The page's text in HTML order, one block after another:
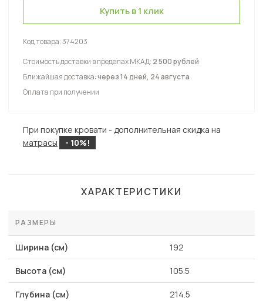
Купить в 1 клик
Код товара:374203
Стоимость доставки в пределах МКАД: 2 500 рублей
Ближайшая доставка:через 14 дней, 24 августа
Оплата при получении
При покупке кровати - дополнительная скидка на
матрасы
- 10%!
ХАРАКТЕРИСТИКИ
РАЗМЕРЫ
Ширина (см) 192
Высота (см) 105.5
Глубина (см) 214.5